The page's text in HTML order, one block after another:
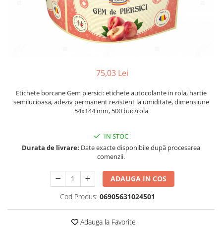
Plicuri de carton
Plicuri cu bule
Plicuri ecommerce
Pungi ziplock cu fermoar
75,03 Lei
Etichete borcane Gem piersici: etichete autocolante in rola, hartie
semilucioasa, adeziv permanent rezistent la umiditate, dimensiune
54x144 mm, 500 buc/rola
IN STOC
Durata de livrare: Date exacte disponibile după procesarea
comenzii.
ADAUGA IN COS
Cod Produs: 06905631024501
Adauga la Favorite